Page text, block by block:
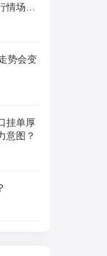
情场
势会变
挂单厚
意图？